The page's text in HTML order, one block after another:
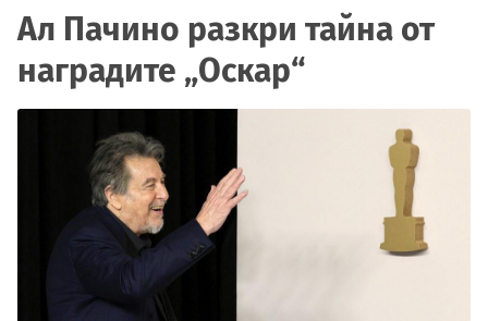
Ал Пачино разкри тайна от
наградите „Оскар“